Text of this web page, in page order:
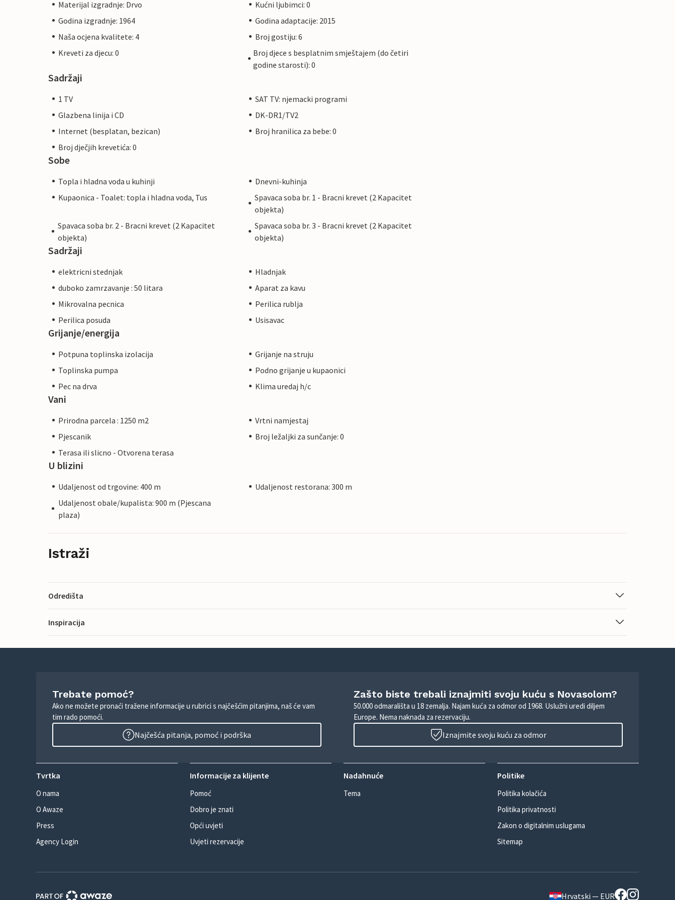
Materijal izgradnje: Drvo
Kućni ljubimci: 0
Godina izgradnje: 1964
Godina adaptacije: 2015
Naša ocjena kvalitete: 4
Broj gostiju: 6
Kreveti za djecu: 0
Broj djece s besplatnim smještajem (do četiri
godine starosti): 0
Sadržaji
1 TV
SAT TV: njemacki programi
Glazbena linija i CD
DK-DR1/TV2
Internet (besplatan, bezican)
Broj hranilica za bebe: 0
Broj dječjih krevetića: 0
Sobe
Topla i hladna voda u kuhinji
Dnevni-kuhinja
Kupaonica - Toalet: topla i hladna voda, Tus
Spavaca soba br. 1 - Bracni krevet (2 Kapacitet
objekta)
Spavaca soba br. 2 - Bracni krevet (2 Kapacitet
objekta)
Spavaca soba br. 3 - Bracni krevet (2 Kapacitet
objekta)
Sadržaji
elektricni stednjak
Hladnjak
duboko zamrzavanje : 50 litara
Aparat za kavu
Mikrovalna pecnica
Perilica rublja
Perilica posuda
Usisavac
Grijanje/energija
Potpuna toplinska izolacija
Grijanje na struju
Toplinska pumpa
Podno grijanje u kupaonici
Pec na drva
Klima uredaj h/c
Vani
Prirodna parcela : 1250 m2
Vrtni namjestaj
Pjescanik
Broj ležaljki za sunčanje: 0
Terasa ili slicno - Otvorena terasa
U blizini
Udaljenost od trgovine: 400 m
Udaljenost restorana: 300 m
Udaljenost obale/kupalista: 900 m (Pjescana
plaza)
Istraži
Odredišta
Inspiracija
Trebate pomoć?
Ako ne možete pronaći tražene informacije u rubrici s najčešćim pitanjima, naš će vam
tim rado pomoći.
Najčešća pitanja, pomoć i podrška
Zašto biste trebali iznajmiti svoju kuću s Novasolom?
50.000 odmarališta u 18 zemalja. Najam kuća za odmor od 1968. Uslužni uredi diljem
Europe. Nema naknada za rezervaciju.
Iznajmite svoju kuću za odmor
Tvrtka
O nama
O Awaze
Press
Agency Login
Informacije za klijente
Pomoć
Dobro je znati
Opći uvjeti
Uvjeti rezervacije
Nadahnuće
Tema
Politike
Politika kolačića
Politika privatnosti
Zakon o digitalnim uslugama
Sitemap
Hrvatski — EUR